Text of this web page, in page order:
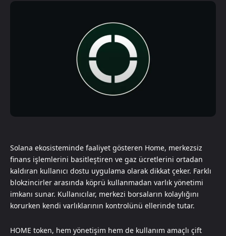
Solana ekosisteminde faaliyet gösteren Home, merkezsiz
finans işlemlerini basitleştiren ve gaz ücretlerini ortadan
kaldıran kullanıcı dostu uygulama olarak dikkat çeker. Farklı
blokzincirler arasında köprü kullanmadan varlık yönetimi
imkanı sunar. Kullanıcılar, merkezi borsaların kolaylığını
korurken kendi varlıklarının kontrolünü ellerinde tutar.
HOME token, hem yönetişim hem de kullanım amaçlı çift